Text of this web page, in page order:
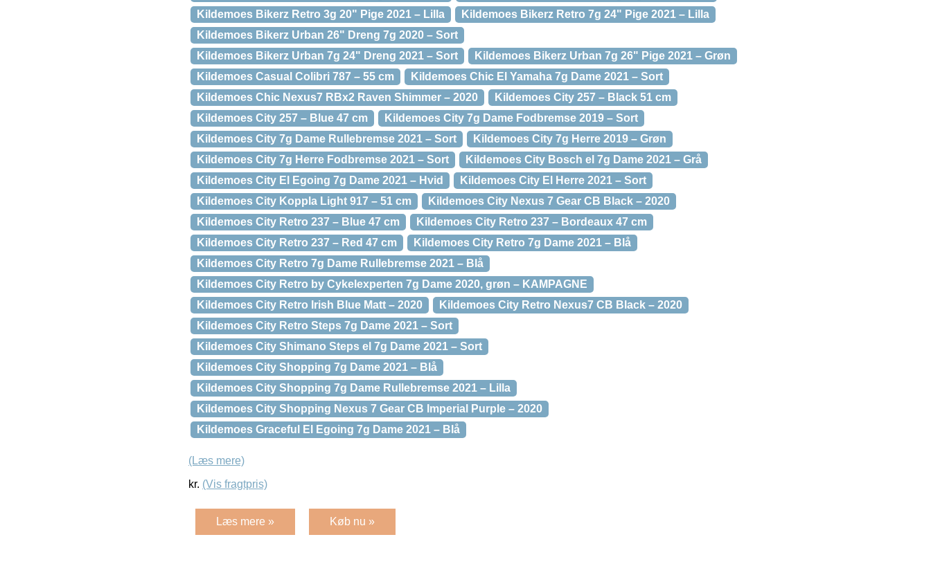
Kildemoes Bikerz Retro 3g 20" Pige 2021 – Lilla
Kildemoes Bikerz Retro 7g 24" Pige 2021 – Lilla
Kildemoes Bikerz Urban 26" Dreng 7g 2020 – Sort
Kildemoes Bikerz Urban 7g 24" Dreng 2021 – Sort
Kildemoes Bikerz Urban 7g 26" Pige 2021 – Grøn
Kildemoes Casual Colibri 787 – 55 cm
Kildemoes Chic El Yamaha 7g Dame 2021 – Sort
Kildemoes Chic Nexus7 RBx2 Raven Shimmer – 2020
Kildemoes City 257 – Black 51 cm
Kildemoes City 257 – Blue 47 cm
Kildemoes City 7g Dame Fodbremse 2019 – Sort
Kildemoes City 7g Dame Rullebremse 2021 – Sort
Kildemoes City 7g Herre 2019 – Grøn
Kildemoes City 7g Herre Fodbremse 2021 – Sort
Kildemoes City Bosch el 7g Dame 2021 – Grå
Kildemoes City El Egoing 7g Dame 2021 – Hvid
Kildemoes City El Herre 2021 – Sort
Kildemoes City Koppla Light 917 – 51 cm
Kildemoes City Nexus 7 Gear CB Black – 2020
Kildemoes City Retro 237 – Blue 47 cm
Kildemoes City Retro 237 – Bordeaux 47 cm
Kildemoes City Retro 237 – Red 47 cm
Kildemoes City Retro 7g Dame 2021 – Blå
Kildemoes City Retro 7g Dame Rullebremse 2021 – Blå
Kildemoes City Retro by Cykelexperten 7g Dame 2020, grøn – KAMPAGNE
Kildemoes City Retro Irish Blue Matt – 2020
Kildemoes City Retro Nexus7 CB Black – 2020
Kildemoes City Retro Steps 7g Dame 2021 – Sort
Kildemoes City Shimano Steps el 7g Dame 2021 – Sort
Kildemoes City Shopping 7g Dame 2021 – Blå
Kildemoes City Shopping 7g Dame Rullebremse 2021 – Lilla
Kildemoes City Shopping Nexus 7 Gear CB Imperial Purple – 2020
Kildemoes Graceful El Egoing 7g Dame 2021 – Blå
(Læs mere)
kr. (Vis fragtpris)
Læs mere » Køb nu »